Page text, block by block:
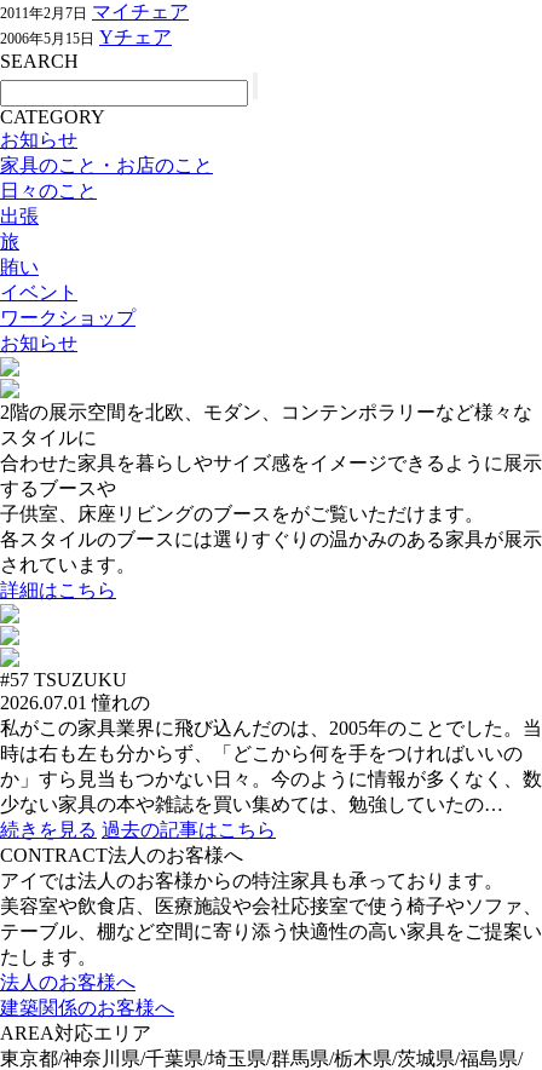
2011年2月7日 マイチェア
2006年5月15日 Yチェア
SEARCH
CATEGORY
お知らせ
家具のこと・お店のこと
日々のこと
出張
旅
賄い
イベント
ワークショップ
お知らせ
2階の展示空間を北欧、モダン、コンテンポラリーなど様々な
スタイルに
合わせた家具を暮らしやサイズ感をイメージできるように展示
するブースや
子供室、床座リビングのブースをがご覧いただけます。
各スタイルのブースには選りすぐりの温かみのある家具が展示
されています。
詳細はこちら
#57 TSUZUKU
2026.07.01 憧れの
私がこの家具業界に飛び込んだのは、2005年のことでした。当
時は右も左も分からず、「どこから何を手をつければいいの
か」すら見当もつかない日々。今のように情報が多くなく、数
少ない家具の本や雑誌を買い集めては、勉強していたの…
続きを見る 過去の記事はこちら
CONTRACT法人のお客様へ
アイでは法人のお客様からの特注家具も承っております。
美容室や飲食店、医療施設や会社応接室で使う椅子やソファ、
テーブル、棚など空間に寄り添う快適性の高い家具をご提案い
たします。
法人のお客様へ
建築関係のお客様へ
AREA対応エリア
東京都/神奈川県/千葉県/埼玉県/群馬県/栃木県/茨城県/福島県/